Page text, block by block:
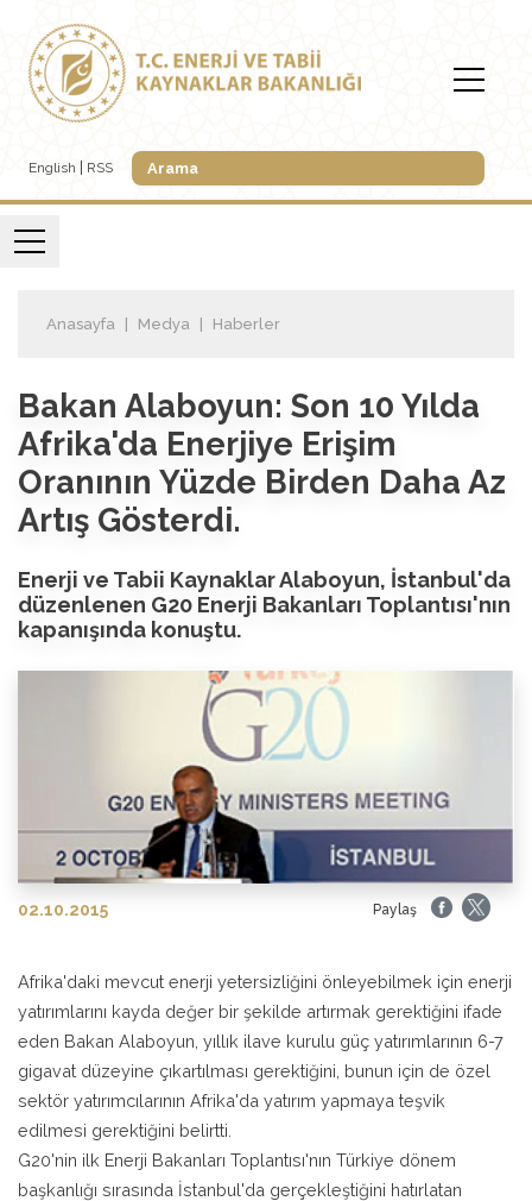
English RSS
Anasayfa Medya Haberler
Bakan Alaboyun: Son 10 Yılda
Afrika'da Enerjiye Erişim
Oranının Yüzde Birden Daha Az
Artış Gösterdi.
Enerji ve Tabii Kaynaklar Alaboyun, İstanbul'da
düzenlenen G20 Enerji Bakanları Toplantısı'nın
kapanışında konuştu.
02.10.2015 Paylaş
Afrika'daki mevcut enerji yetersizliğini önleyebilmek için enerji
yatırımlarını kayda değer bir şekilde artırmak gerektiğini ifade
eden Bakan Alaboyun, yıllık ilave kurulu güç yatırımlarının 6-7
gigavat düzeyine çıkartılması gerektiğini, bunun için de özel
sektör yatırımcılarının Afrika'da yatırım yapmaya teşvik
edilmesi gerektiğini belirtti.
G20'nin ilk Enerji Bakanları Toplantısı'nın Türkiye dönem
başkanlığı sırasında İstanbul'da gerçekleştiğini hatırlatan